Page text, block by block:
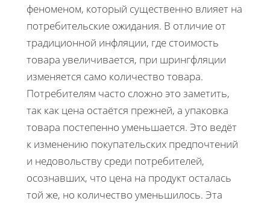
феноменом, который существенно влияет на
потребительские ожидания. В отличие от
традиционной инфляции, где стоимость
товара увеличивается, при шрингфляции
изменяется само количество товара.
Потребителям часто сложно это заметить,
так как цена остаётся прежней, а упаковка
товара постепенно уменьшается. Это ведёт
к изменению покупательских предпочтений
и недовольству среди потребителей,
осознавших, что цена на продукт осталась
той же, но количество уменьшилось. Эта